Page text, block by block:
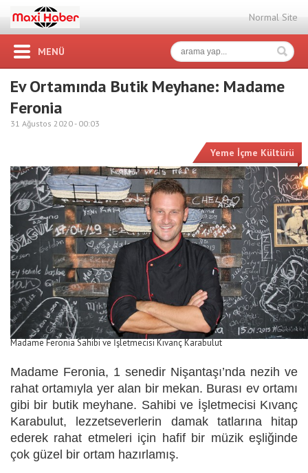
Normal Site
MENÜ
Ev Ortamında Butik Meyhane: Madame
Feronia
31 Ağustos 2020 - 00:03
Yeme İçme Kültürü
Madame Feronia Sahibi ve İşletmecisi Kıvanç Karabulut
Madame Feronia, 1 senedir Nişantaşı’nda nezih ve
rahat ortamıyla yer alan bir mekan. Burası ev ortamı
gibi bir butik meyhane. Sahibi ve İşletmecisi Kıvanç
Karabulut, lezzetseverlerin damak tatlarına hitap
ederek rahat etmeleri için hafif bir müzik eşliğinde
çok güzel bir ortam hazırlamış.